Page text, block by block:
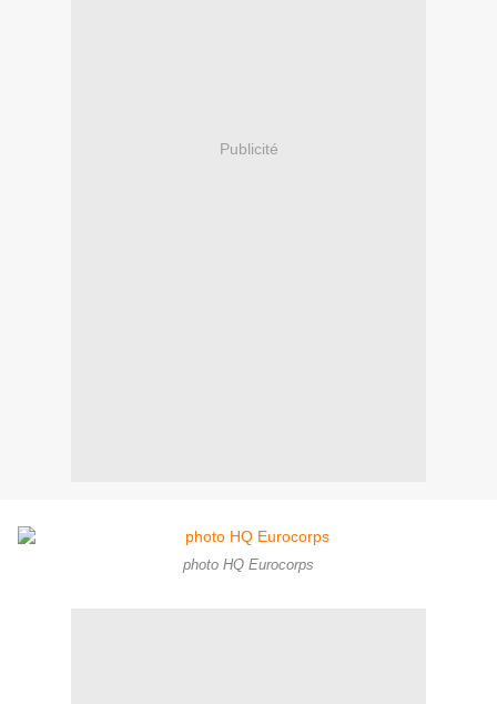
Publicité
photo HQ Eurocorps